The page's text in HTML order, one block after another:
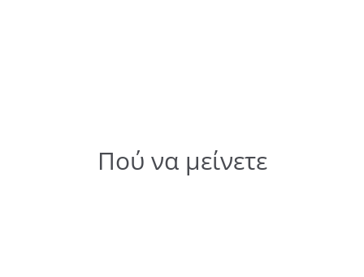
Πού να μείνετε